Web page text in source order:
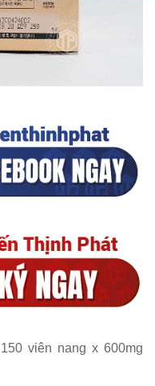
viên nang x 600mg